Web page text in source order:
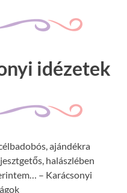
idézetek
ajándékra
halászlében
– Karácsonyi